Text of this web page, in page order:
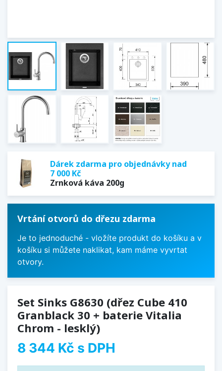
Dárek zdarma pro objednávky nad
7 000 Kč
Zrnková káva 200g
Vrtání otvorů do dřezu zdarma
Je to jednoduché - vložíte produkt do košíku a v
košíku si můžete naklikat, kam máme vyvrtat
otvory.
Set Sinks G8630 (dřez Cube 410
Granblack 30 + baterie Vitalia
Chrom - lesklý)
8 344 Kč s DPH